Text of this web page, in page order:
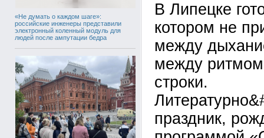
«Не думать о каждом шаге»:
российские инженеры представили
электронный коленный модуль для
людей после ампутации бедра
В Липецке
котором не
между
между
строки.
праздник,